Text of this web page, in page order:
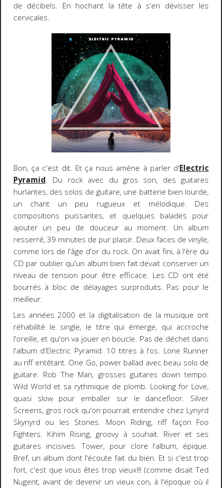
de décibels. En hochant la tête à s'en dévisser les
cervicales.
Bon, ça c'est dit. Et ça nous amène à parler d'Electric
Pyramid. Du rock avec du gros son, des guitares
hurlantes, des solos de guitare, une batterie bien lourde,
un chant un peu rugueux et mélodique. Des
compositions puissantes, et quelques balades pour
ajouter un peu de douceur au moment. Un album
resserré, 39 minutes de pur plaisir. Deux faces de vinyle,
comme lors de l'âge d'or du rock. On avait fini, à l'ère du
CD par oublier qu'un album bien fait devait conserver un
niveau de tension pour être efficace. Les CD ont été
bourrés à bloc de délayages surproduits. Pas pour le
meilleur.
Les années 2000 et la digitalisation de la musique ont
réhabilité le single, le titre qui émerge, qui accroche
l'oreille, et qu'on va jouer en boucle. Pas de déchet dans
l'album d'Electric Pyramid. 10 titres à l'os. Lone Runner
au riff entêtant. One Go, power ballad avec beau solo de
guitare. Rob The Man, grosses guitares down tempo.
Wild World et sa rythmique de plomb. Looking for Love,
quasi slow pour emballer sur le dancefloor. Silver
Screens, gros rock qu'on pourrait entendre chez Lynyrd
Skynyrd ou les Stones. Moon Riding, riff façon Foo
Fighters. Kihim Rising, groovy à souhait. River et ses
guitares incisives. Tower, pour clore l'album, épique.
Bref, un album dont l'écoute fait du bien. Et si c'est trop
fort, c'est que vous êtes trop vieux!!! (comme disait Ted
Nugent, avant de devenir un vieux con, à l'époque où il